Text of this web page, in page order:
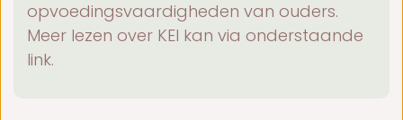
opvoedingsvaardigheden van ouders.
Meer lezen over KEI kan via onderstaande
link.